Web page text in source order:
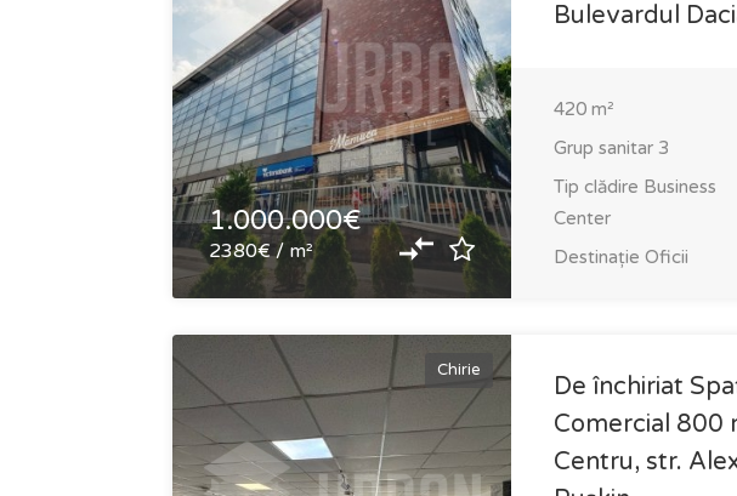
1.000.000€
2380€ / m²
Bulevardul
420m²
Grup sanitar 3
Tip clădire Business
Center
Destinație Oficii
Chirie
De închiriat
Comercial 800
Centru, str.